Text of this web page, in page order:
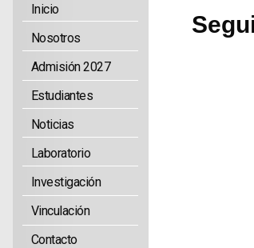
Inicio
Nosotros
Admisión 2027
Estudiantes
Noticias
Laboratorio
Investigación
Vinculación
Contacto